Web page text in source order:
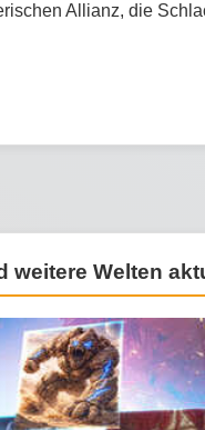
Allianz, die
weitere Welten